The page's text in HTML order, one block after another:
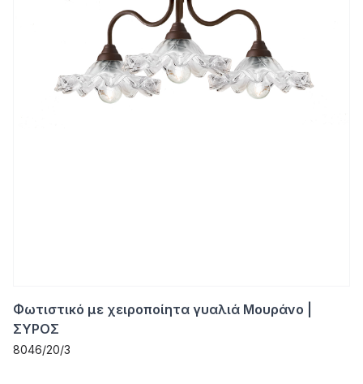
Φωτιστικό με χειροποίητα γυαλιά Μουράνο |
ΣΥΡΟΣ
8046/20/3